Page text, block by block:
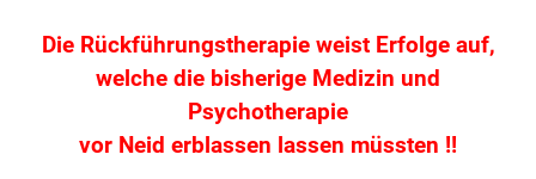
Die Rückführungstherapie weist Erfolge auf,
welche die bisherige Medizin und
Psychotherapie
vor Neid erblassen lassen müssten !!